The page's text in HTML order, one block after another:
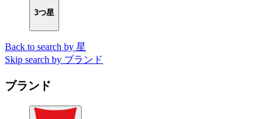
3つ星
Back to search by 星
Skip search by ブランド
ブランド